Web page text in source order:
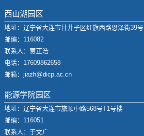
西山湖园区
地址：辽宁省大连市甘井子区红旗西路恩泽街39号
邮编：116082
联系人：贾正浩
电话：17609862658
邮箱：jiazh@dicp.ac.cn
能源学院园区
地址：辽宁省大连市旅顺中路568号T1号楼
邮编：116051
联系人：于文广